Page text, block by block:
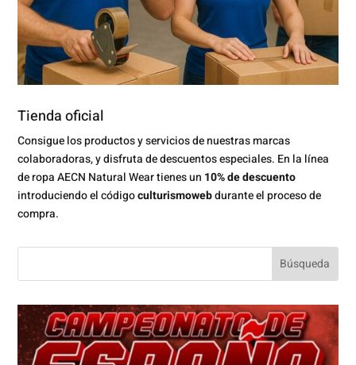
Tienda oficial
Consigue los productos y servicios de nuestras marcas
colaboradoras, y disfruta de descuentos especiales. En la línea
de ropa AECN Natural Wear tienes un 10% de descuento
introduciendo el códigoculturismowebdurante el proceso de
compra.